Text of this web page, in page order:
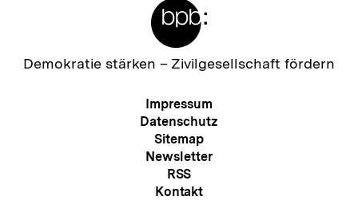
Zur
Demokratie stärken – Zivilgesellschaft fördern
Meta-
Navigation
Impressum
Datenschutz
Sitemap
Newsletter
RSS
Kontakt